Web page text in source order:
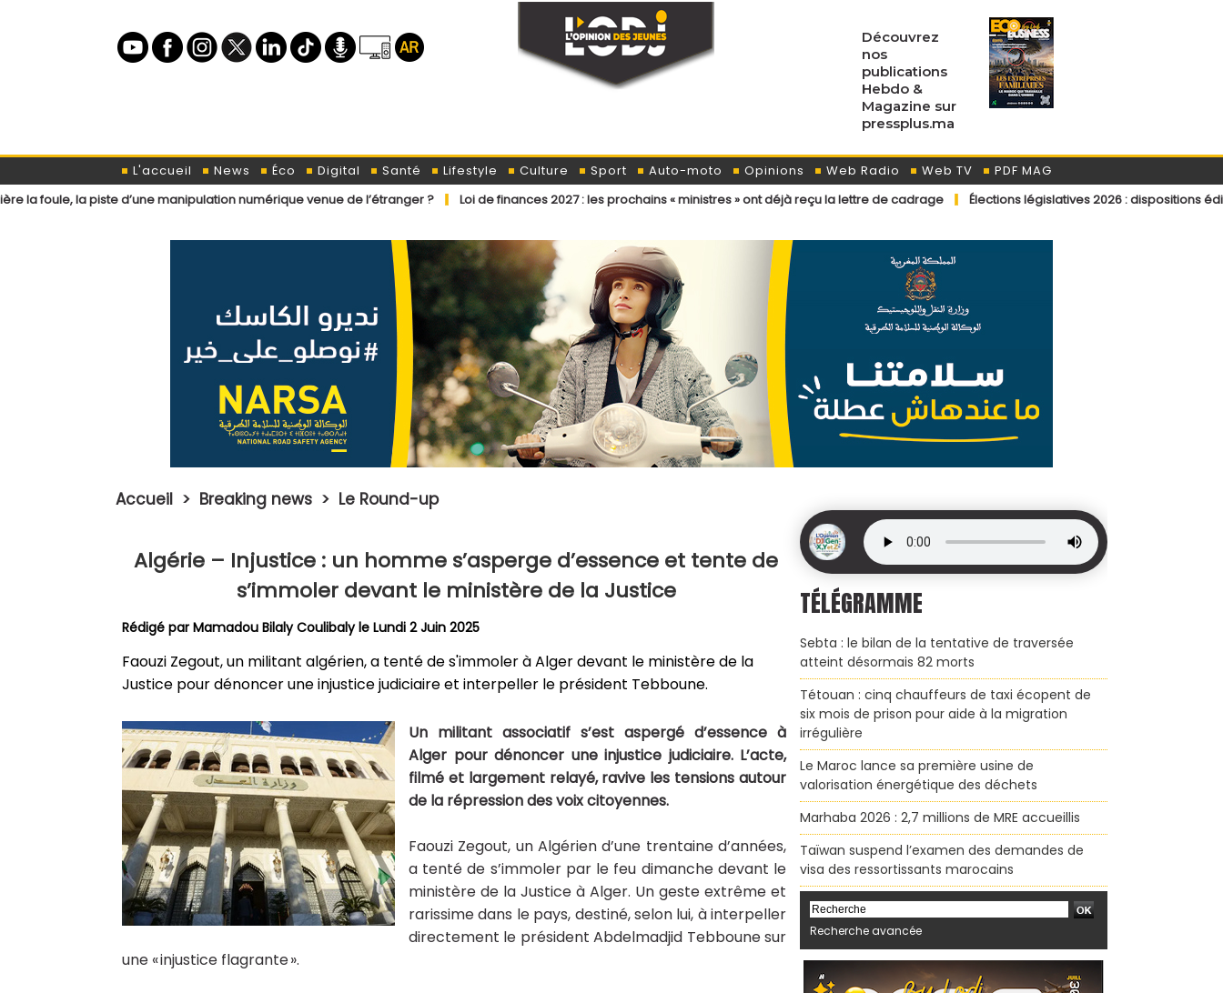
Découvrez
nos
publications
Hebdo &
Magazine sur
pressplus.ma
L'accueil News Éco Digital Santé Lifestyle Culture Sport Auto-moto Opinions Web Radio Web TV
PDF MAG
d’une manipulation numérique venue de l’étranger ?
Loi de finances 2027 : les prochains « ministres » ont déjà reçu la lettre de cadrage Élections législatives 2026 : dispositions éditoriales
Accueil > Breaking news > Le Round-up
Algérie – Injustice : un homme s’asperge d’essence et tente de
s’immoler devant le ministère de la Justice
Rédigé parMamadou Bilaly Coulibalyle Lundi 2 Juin 2025
Faouzi Zegout, un militant algérien, a tenté de s'immoler à Alger devant le ministère de la
Justice pour dénoncer une injustice judiciaire et interpeller le président Tebboune.
Un militant associatif s’est aspergé d’essence à
Alger pour dénoncer une injustice judiciaire. L’acte,
filmé et largement relayé, ravive les tensions autour
de la répression des voix citoyennes.
Faouzi Zegout, un Algérien d’une trentaine d’années,
a tenté de s’immoler par le feu dimanche devant le
ministère de la Justice à Alger. Un geste extrême et
rarissime dans le pays, destiné, selon lui, à interpeller
directement le président Abdelmadjid Tebboune sur
une « injustice flagrante ».
TÉLÉGRAMME
Sebta : le bilan de la tentative de traversée
atteint désormais 82 morts
Tétouan : cinq chauffeurs de taxi écopent de
six mois de prison pour aide à la migration
irrégulière
Le Maroc lance sa première usine de
valorisation énergétique des déchets
Marhaba 2026 : 2,7 millions de MRE accueillis
Taïwan suspend l’examen des demandes de
visa des ressortissants marocains
Recherche avancée